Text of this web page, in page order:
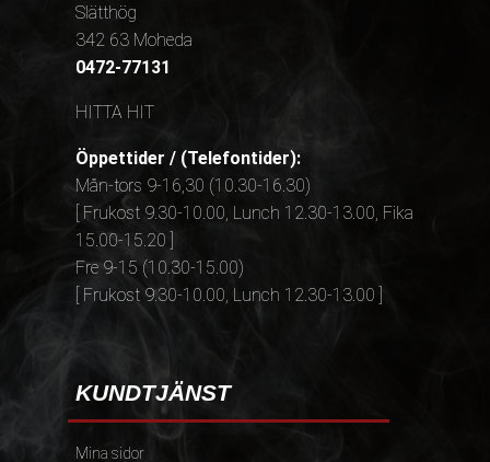
Slätthög
342 63 Moheda
0472-77131
HITTA HIT
Öppettider / (Telefontider):
Mån-tors 9-16,30 (10.30-16.30)
[ Frukost 9.30-10.00, Lunch 12.30-13.00, Fika
15.00-15.20 ]
Fre 9-15 (10.30-15.00)
[ Frukost 9.30-10.00, Lunch 12.30-13.00 ]
KUNDTJÄNST
Mina sidor